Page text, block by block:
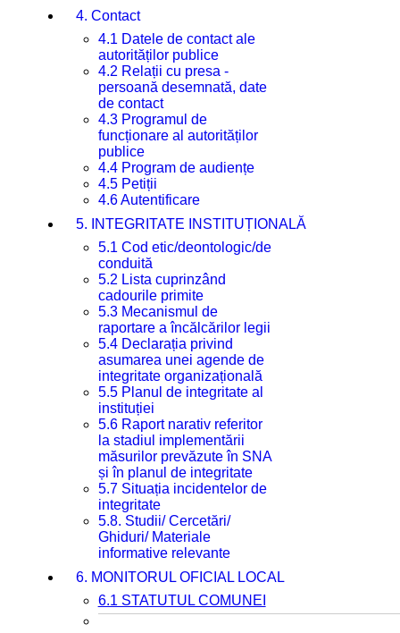
4. Contact
4.1 Datele de contact ale
autorităților publice
4.2 Relații cu presa -
persoană desemnată, date
de contact
4.3 Programul de
funcționare al autorităților
publice
4.4 Program de audiențe
4.5 Petiții
4.6 Autentificare
5. INTEGRITATE INSTITUȚIONALĂ
5.1 Cod etic/deontologic/de
conduită
5.2 Lista cuprinzând
cadourile primite
5.3 Mecanismul de
raportare a încălcărilor legii
5.4 Declarația privind
asumarea unei agende de
integritate organizațională
5.5 Planul de integritate al
instituției
5.6 Raport narativ referitor
la stadiul implementării
măsurilor prevăzute în SNA
și în planul de integritate
5.7 Situația incidentelor de
integritate
5.8. Studii/ Cercetări/
Ghiduri/ Materiale
informative relevante
6. MONITORUL OFICIAL LOCAL
6.1 STATUTUL COMUNEI